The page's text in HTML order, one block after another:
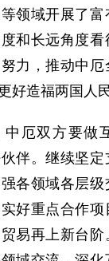
领域开展了富
和长远角度
力，推动中
好造福两国人民
中厄双方要做
伴。继续坚定
各领域各层级
好重点合作项
易再上新台